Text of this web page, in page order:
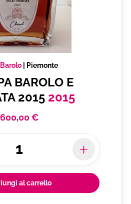
Piemonte
BAROLO E
2015 2015
600,00 €
al carrello